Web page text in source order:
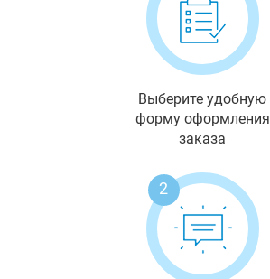
Выберите удобную
форму оформления
заказа
2